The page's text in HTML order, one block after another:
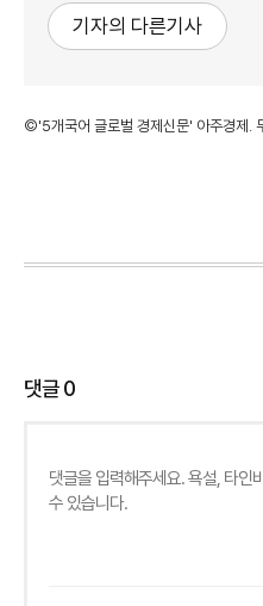
기자의 다른기사
©'5개국어 글로벌 경제신문' 아주경제.
댓글0